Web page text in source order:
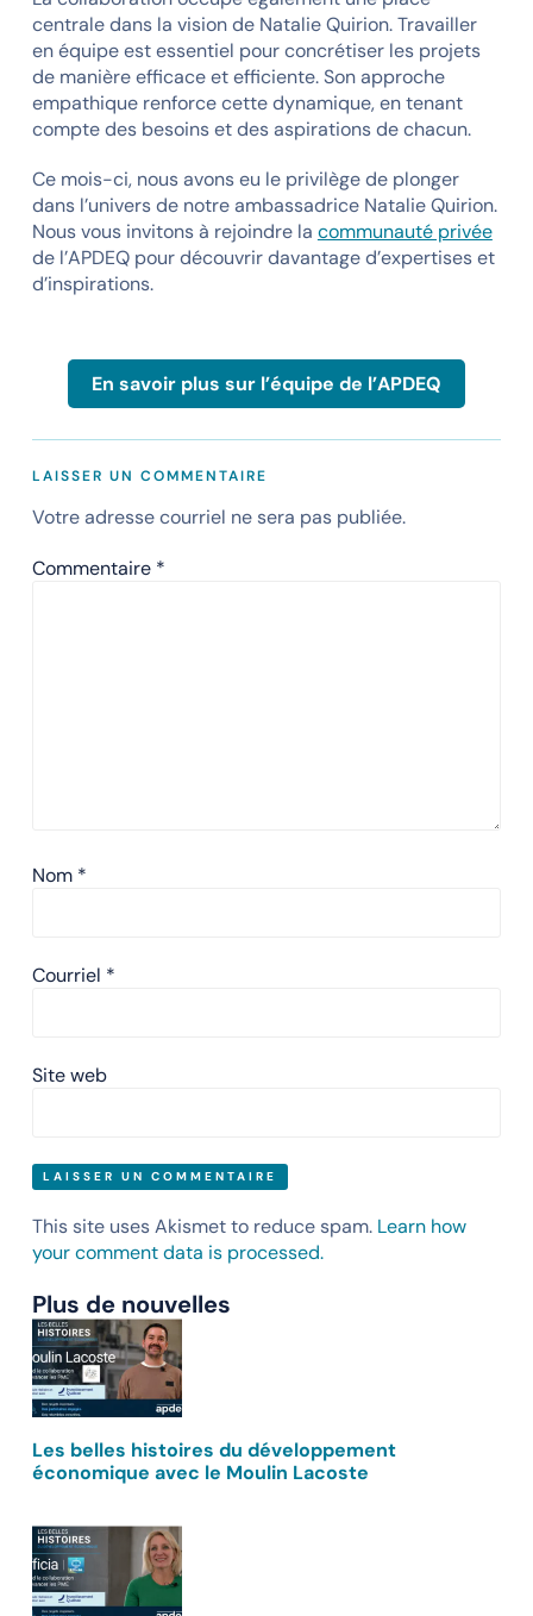
centrale dans la vision de Natalie Quirion. Travailler
en équipe est essentiel pour concrétiser les projets
de manière efficace et efficiente. Son approche
empathique renforce cette dynamique, en tenant
compte des besoins et des aspirations de chacun.
Ce mois-ci, nous avons eu le privilège de plonger
dans l’univers de notre ambassadrice Natalie Quirion.
Nous vous invitons à rejoindre la communauté privée
de l’APDEQ pour découvrir davantage d’expertises et
d’inspirations.
En savoir plus sur l’équipe de l’APDEQ
LAISSER UN COMMENTAIRE
Votre adresse courriel ne sera pas publiée.
Commentaire *
Nom *
Courriel *
Site web
This site uses Akismet to reduce spam. Learn how
your comment data is processed.
Plus de nouvelles
Les belles histoires du développement
économique avec le Moulin Lacoste